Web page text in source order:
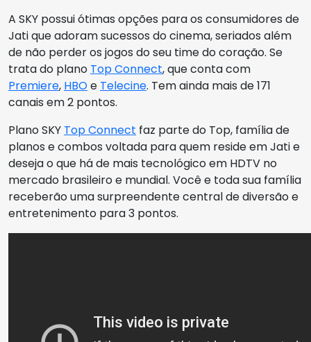
A SKY possui ótimas opções para os consumidores de
Jati que adoram sucessos do cinema, seriados além
de não perder os jogos do seu time do coração. Se
trata do plano Top Connect, que conta com
Premiere, HBOe Telecine. Tem ainda mais de 171
canais em 2 pontos.
Plano SKY Top Connect faz parte do Top, família de
planos e combos voltada para quem reside em Jati e
deseja o que há de mais tecnológico em HDTV no
mercado brasileiro e mundial. Você e toda sua família
receberão uma surpreendente central de diversão e
entretenimento para 3 pontos.